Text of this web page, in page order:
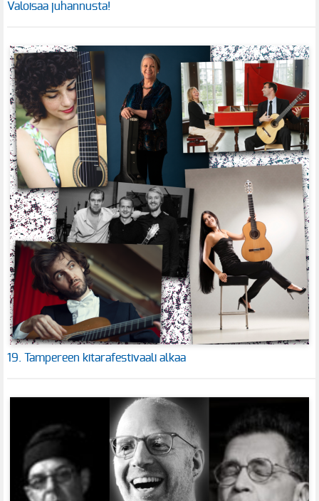
Valoisaa juhannusta!
19. Tampereen kitarafestivaali alkaa